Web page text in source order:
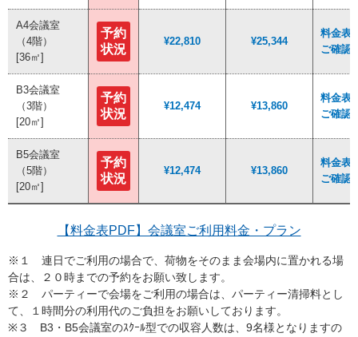
A4会議室
（4階）
[36㎡]
予約
状況
¥22,810 ¥25,344
料金表
ご確認
B3会議室
（3階）
[20㎡]
予約
状況
¥12,474 ¥13,860
料金表
ご確認
B5会議室
（5階）
[20㎡]
予約
状況
¥12,474 ¥13,860
料金表
ご確認
A4会議室
（4階）
[36㎡]
予約
状況
¥22,810 ¥25,344
料金表
ご確認
B3会議室
（3階）
[20㎡]
予約
状況
¥12,474 ¥13,860
料金表
ご確認
B5会議室
（5階）
[20㎡]
予約
状況
¥12,474 ¥13,860
料金表
ご確認
【料金表PDF】会議室ご利用料金・プラン
※１ 連日でご利用の場合で、荷物をそのまま会場内に置かれる場
合は、２０時までの予約をお願い致します。
※２ パーティーで会場をご利用の場合は、パーティー清掃料とし
て、１時間分の利用代のご負担をお願いしております。
※３ B3・B5会議室のｽｸｰﾙ型での収容人数は、9名様となりますの